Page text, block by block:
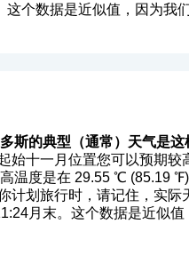
这个数据是近似值，因为我
斯的典型（通常）天气是这
始十一月位置您可以预期较
温度是在 29.55 ℃ (85.19
计划旅行时，请记住，实
月末。这个数据是近似